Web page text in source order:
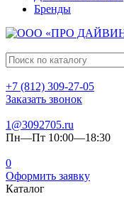
Бренды
+7 (812) 309-27-05
Заказать звонок
1@3092705.ru
Пн—Пт 10:00—18:30
0
Оформить заявку
Каталог